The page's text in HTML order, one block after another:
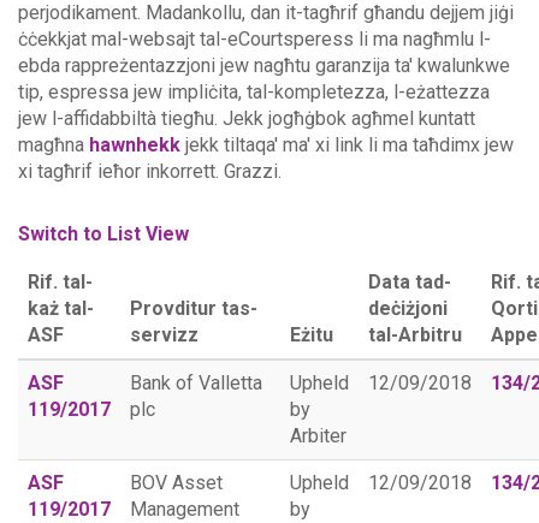
perjodikament. Madankollu, dan it-tagħrif għandu dejjem jiġi
ċċekkjat mal-websajt tal-eCourtsperess li ma nagħmlu l-
ebda rappreżentazzjoni jew nagħtu garanzija ta' kwalunkwe
tip, espressa jew impliċita, tal-kompletezza, l-eżattezza
jew l-affidabbiltà tiegħu. Jekk jogħġbok agħmel kuntatt
magħna hawnhekk jekk tiltaqa' ma' xi link li ma taħdimx jew
xi tagħrif ieħor inkorrett. Grazzi.
Switch to List View
Rif. tal-
każ tal-
ASF
Provditur tas-
servizz
Eżitu
Data tad-
deċiżjoni
tal-Arbitru
Rif.
ASF
119/2017
Bank of Valletta
plc
Upheld
by
Arbiter
12/09/2018 134/
ASF
119/2017
BOV Asset
Management
Upheld
by
12/09/2018 134/